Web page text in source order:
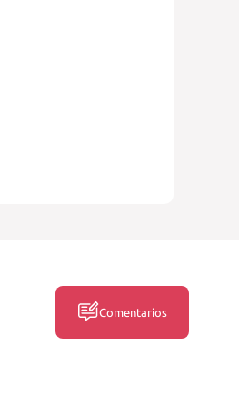
Comentarios